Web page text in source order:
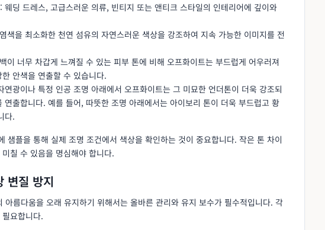
: 웨딩 드레스, 고급스러운 의류, 빈티지 또는 앤티크 스타일의 인테리어에 깊이와
색을 최소화한 천연 섬유의 자연스러운 색상을 강조하여 지속 가능한 이미지를 전
이 너무 차갑게 느껴질 수 있는 피부 톤에 비해 오프화이트는 부드럽게 어우러져
안색을 연출할 수 있습니다.
연광이나 특정 인공 조명 아래에서 오프화이트는 그 미묘한 언더톤이 더욱 강조되
연출합니다. 예를 들어, 따뜻한 조명 아래에서는 아이보리 톤이 더욱 부드럽고 황
다.
샘플을 통해 실제 조명 조건에서 색상을 확인하는 것이 중요합니다. 작은 톤 차이
칠 수 있음을 명심해야 합니다.
변질 방지
아름다움을 오래 유지하기 위해서는 올바른 관리와 유지 보수가 필수적입니다. 각
요합니다.